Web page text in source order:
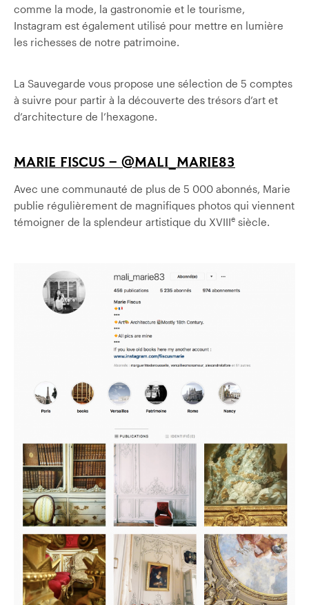
comme la mode, la gastronomie et le tourisme,
Instagram est également utilisé pour mettre en lumière
les richesses de notre patrimoine.
La Sauvegarde vous propose une sélection de 5 comptes
à suivre pour partir à la découverte des trésors d’art et
d’architecture de l’hexagone.
MARIE FISCUS – @MALI_MARIE83
Avec une communauté de plus de 5 000 abonnés, Marie
publie régulièrement de magnifiques photos qui viennent
témoigner de la splendeur artistique du XVIIIe siècle.